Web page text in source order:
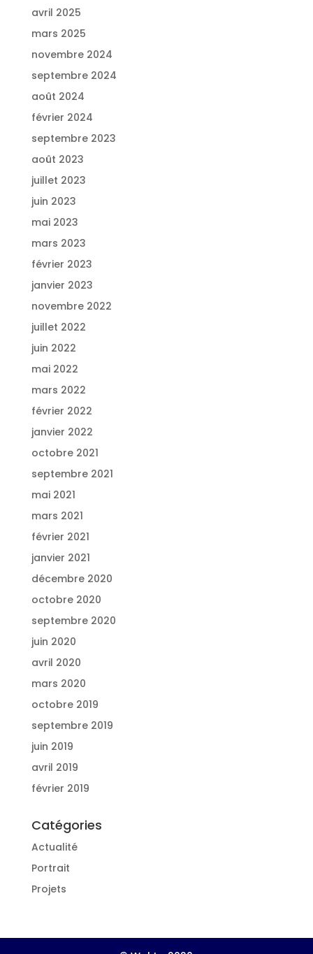
avril 2025
mars 2025
novembre 2024
septembre 2024
août 2024
février 2024
septembre 2023
août 2023
juillet 2023
juin 2023
mai 2023
mars 2023
février 2023
janvier 2023
novembre 2022
juillet 2022
juin 2022
mai 2022
mars 2022
février 2022
janvier 2022
octobre 2021
septembre 2021
mai 2021
mars 2021
février 2021
janvier 2021
décembre 2020
octobre 2020
septembre 2020
juin 2020
avril 2020
mars 2020
octobre 2019
septembre 2019
juin 2019
avril 2019
février 2019
Catégories
Actualité
Portrait
Projets